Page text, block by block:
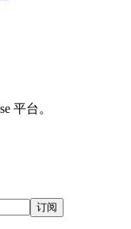
平台。
订阅